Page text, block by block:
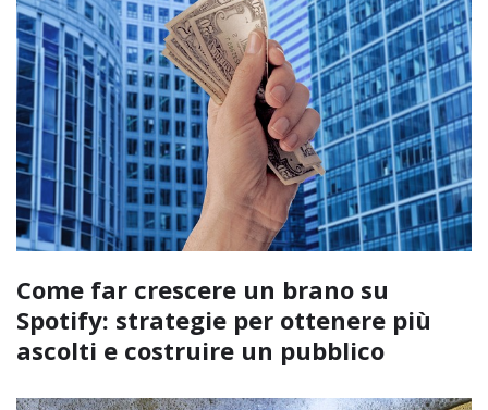
Come far crescere un brano su
Spotify: strategie per ottenere più
ascolti e costruire un pubblico